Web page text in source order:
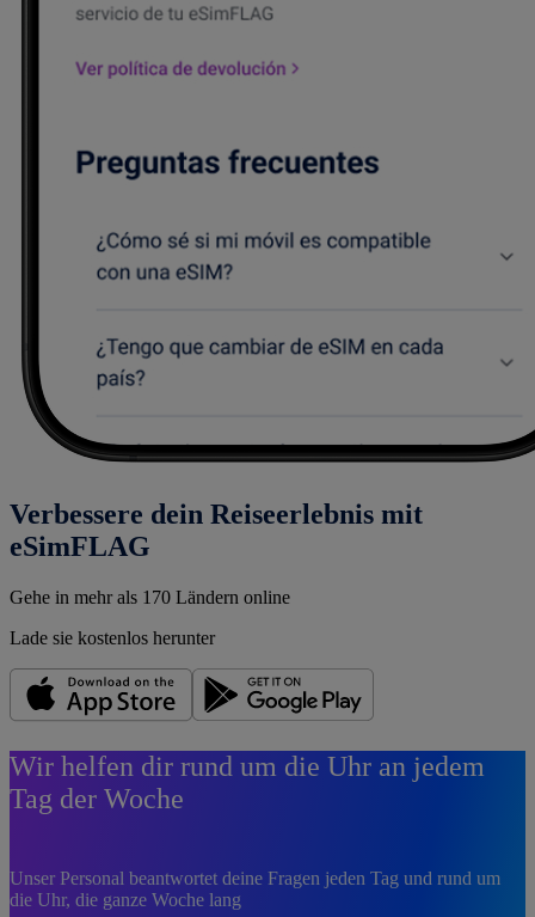
Verbessere dein Reiseerlebnis mit
eSimFLAG
Gehe in mehr als 170 Ländern online
Lade sie kostenlos herunter
Wir helfen dir rund um die Uhr an jedem
Tag der Woche
Unser Personal beantwortet deine Fragen jeden Tag und rund um
die Uhr, die ganze Woche lang